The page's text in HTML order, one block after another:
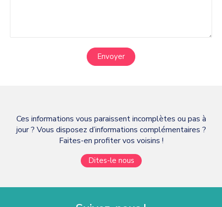
Envoyer
Ces informations vous paraissent incomplètes ou pas à
jour ? Vous disposez d’informations complémentaires ?
Faites-en profiter vos voisins !
Dites-le nous